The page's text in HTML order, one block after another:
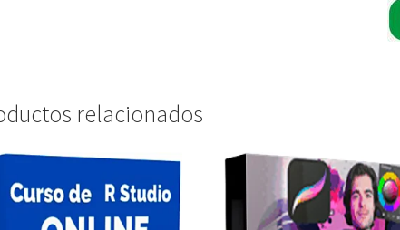
relacionados